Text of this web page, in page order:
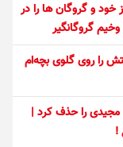
خود و گروگان ها را در
گروگانگیر
را روی گلوی بچه‌ام
مجیدی را حذف کرد |
!